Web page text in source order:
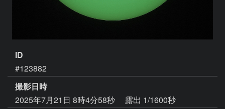
ID
#123882
撮影日時
2025年7月21日 8時4分58秒
露出 1/1600秒